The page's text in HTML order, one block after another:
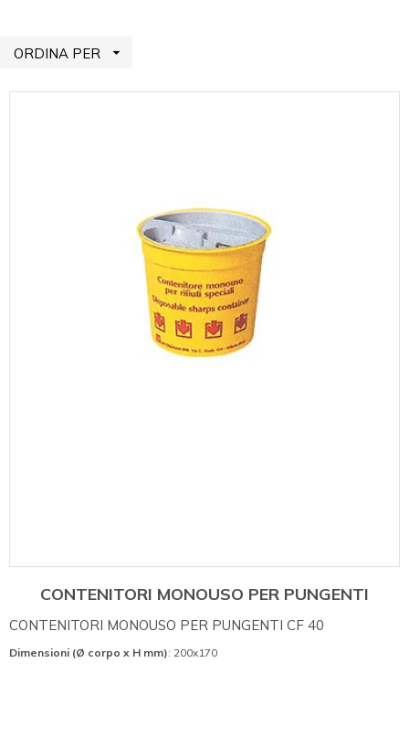
ORDINA PER 
CONTENITORI MONOUSO PER PUNGENTI
CONTENITORI MONOUSO PER PUNGENTI CF 40
Dimensioni (Ø corpo x H mm): 200x170